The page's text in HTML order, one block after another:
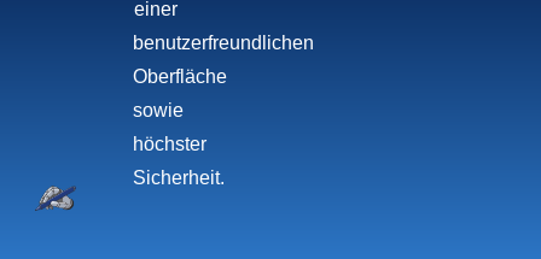
einer
benutzerfreundlichen
Oberfläche
sowie
höchster
Sicherheit.